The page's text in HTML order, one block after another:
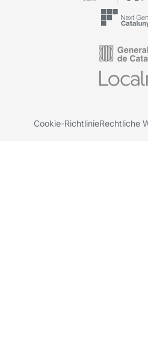
Cookie-RichtlinieRechtliche